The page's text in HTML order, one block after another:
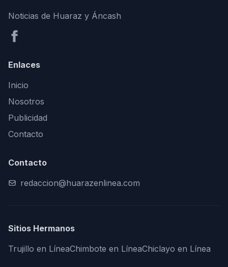
Noticias de Huaraz y Áncash
Enlaces
Inicio
Nosotros
Publicidad
Contacto
Contacto
redaccion@huarazenlinea.com
Sitios Hermanos
Trujillo en LíneaChimbote en LíneaChiclayo en Línea